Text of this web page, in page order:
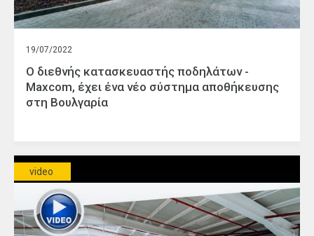
19/07/2022
Ο διεθνής κατασκευαστής ποδηλάτων -
Maxcom, έχει ένα νέο σύστημα αποθήκευσης
στη Βουλγαρία
video